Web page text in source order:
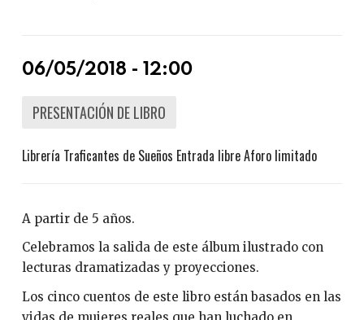
06/05/2018 - 12:00
PRESENTACIÓN DE LIBRO
Librería Traficantes de Sueños Entrada libre Aforo limitado
A partir de 5 años.
Celebramos la salida de este álbum ilustrado con
lecturas dramatizadas y proyecciones.
Los cinco cuentos de este libro están basados en las
vidas de mujeres reales que han luchado en